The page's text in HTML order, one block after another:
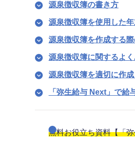
源泉徴収簿の書き方
源泉徴収簿を使用した
源泉徴収簿を作成する
源泉徴収簿に関するよ
源泉徴収簿を適切に作
「弥生給与 Next」で
無料お役立ち資料【「